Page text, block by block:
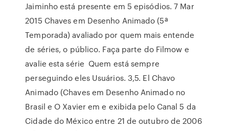
Jaiminho está presente em 5 episódios. 7 Mar
2015 Chaves em Desenho Animado (5ª
Temporada) avaliado por quem mais entende
de séries, o público. Faça parte do Filmow e
avalie esta série Quem está sempre
perseguindo eles Usuários. 3,5. El Chavo
Animado (Chaves em Desenho Animado no
Brasil e O Xavier em e exibida pelo Canal 5 da
Cidade do México entre 21 de outubro de 2006